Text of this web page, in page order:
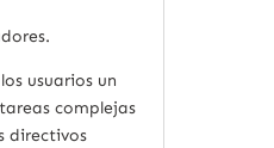
usuarios un
complejas
directivos